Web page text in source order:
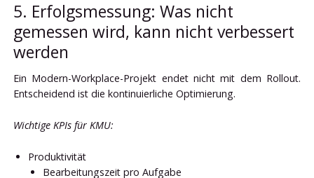
5. Erfolgsmessung: Was nicht
gemessen wird, kann nicht verbessert
werden
Ein Modern-Workplace-Projekt endet nicht mit dem Rollout.
Entscheidend ist die kontinuierliche Optimierung.
Wichtige KPIs für KMU:
Produktivität
Bearbeitungszeit pro Aufgabe